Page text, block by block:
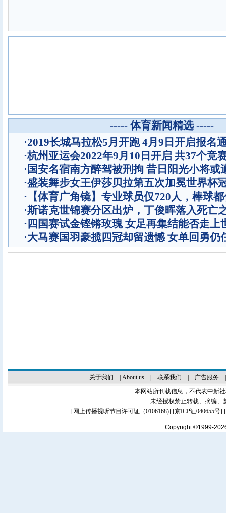
----- 体育新闻精选 -----
·2019长城马拉松5月开跑 4月9日开启报名
·杭州亚运会2022年9月10日开启 共37个竞
· 国安名宿南方醉驾被刑拘 昔日阳光小将或
·盛装舞步女王伊莎贝拉第五次加冕世界杯
· 【体育广角镜】专业球员仅720人，棒球
·斯诺克世锦赛分区出炉，丁俊晖落入死亡
· 四国赛试金铿锵玫瑰 女足再集结能否走上
·大马赛国羽豪揽四冠却留遗憾 女单回勇仍
关于我们 About us| 联系我们 广告服务
本网站所刊载信息，不代表中新
未经授权禁止转载、摘编、
[网上传播视听节目许可证（0106168)] [京ICP证040655号]
Copyright ©1999-